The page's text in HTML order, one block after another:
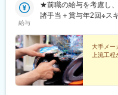
内全面禁煙）
給与
★前職の給与を考慮し
諸手当＋賞与年2回※ス
し、その後は責任者へ
す！
大手メー
上流工程